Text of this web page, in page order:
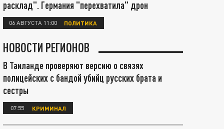
расклад". Германия "перехватила" дрон
06 АВГУСТА 11:00 ПОЛИТИКА
НОВОСТИ РЕГИОНОВ
В Таиланде проверяют версию о связях
полицейских с бандой убийц русских брата и
сестры
07:55 КРИМИНАЛ